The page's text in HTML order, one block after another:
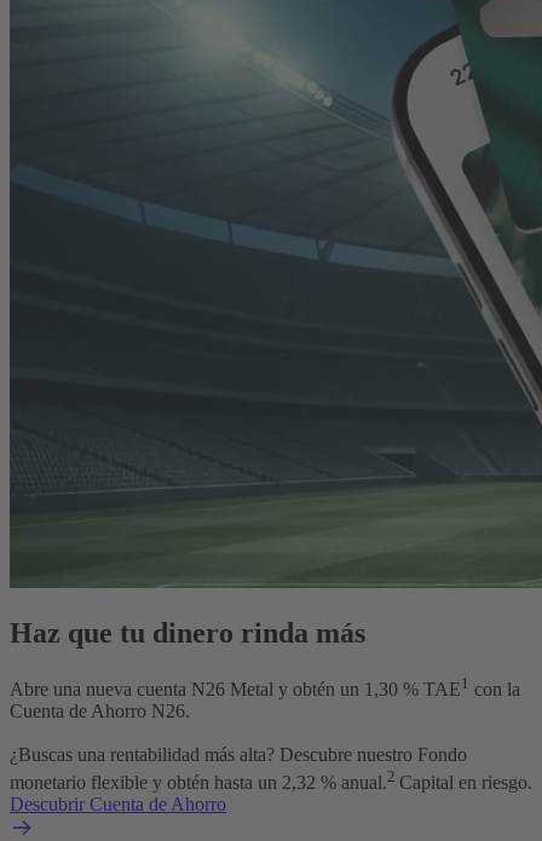
Haz que tu dinero rinda más
Abre una nueva cuenta N26 Metal y obtén un 1,30 % TAE1 con la
Cuenta de Ahorro N26.
¿Buscas una rentabilidad más alta? Descubre nuestro Fondo
monetario flexible y obtén hasta un 2,32 % anual.2 Capital en riesgo.
Descubrir Cuenta de Ahorro